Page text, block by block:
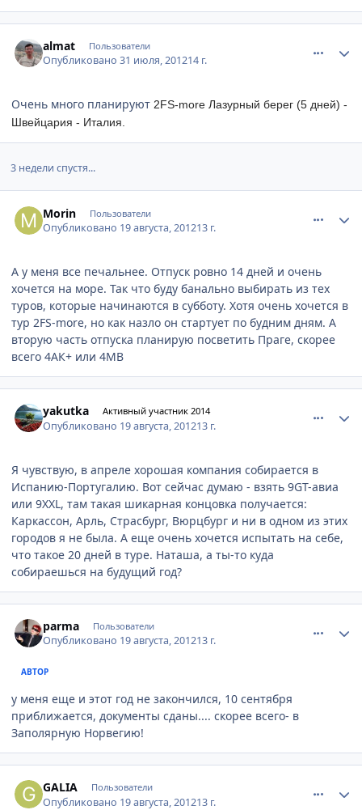
almat Пользователи
Опубликовано31 июля, 201214 г.
Очень много планируют 2FS-more Лазурный берег (5 дней) -
Швейцария - Италия.
3 недели спустя...
Morin Пользователи
Опубликовано 19 августа, 201213 г.
А у меня все печальнее. Отпуск ровно 14 дней и очень
хочется на море. Так что буду банально выбирать из тех
туров, которые начинаются в субботу. Хотя очень хочется в
тур 2FS-more, но как назло он стартует по будним дням. А
вторую часть отпуска планирую посветить Праге, скорее
всего 4АК+ или 4МВ
yakutka Активный участник 2014
Опубликовано 19 августа, 201213 г.
Я чувствую, в апреле хорошая компания собирается в
Испанию-Португалию. Вот сейчас думаю - взять 9GT-авиа
или 9XXL, там такая шикарная концовка получается:
Каркассон, Арль, Страсбург, Вюрцбург и ни в одном из этих
городов я не была. А еще очень хочется испытать на себе,
что такое 20 дней в туре. Наташа, а ты-то куда
собираешься на будущий год?
parma Пользователи
Опубликовано 19 августа, 201213 г.
АВТОР
у меня еще и этот год не закончился, 10 сентября
приближается, документы сданы.... скорее всего- в
Заполярную Норвегию!
GALIA Пользователи
Опубликовано 19 августа, 201213 г.